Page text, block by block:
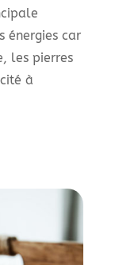
énergies car
les pierres
à